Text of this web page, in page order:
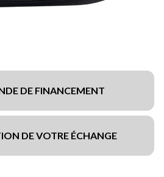
DE FINANCEMENT
DE VOTRE ÉCHANGE